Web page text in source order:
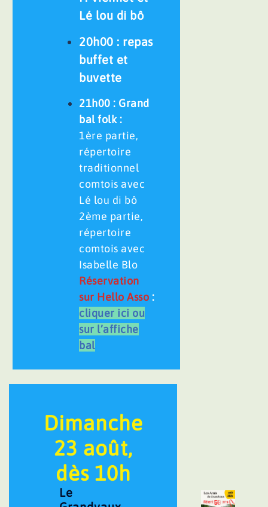
Lé lou di bô
20h00 : repas
buffet et
buvette
21h00 : Grand
bal folk :
1ère partie,
répertoire
traditionnel
comtois avec
Lé lou di bô
2ème partie,
répertoire
comtois avec
Isabelle Blo
Réservation
sur Hello Asso :
cliquer ici ou
sur l’affiche
bal
Dimanche
23 août,
dès 10h
Le